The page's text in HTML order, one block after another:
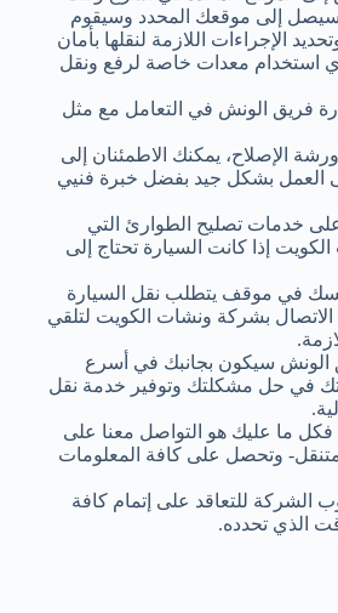
إلى موقعك المحدد وسيقوم
الإجراءات اللازمة لنقلها بأمان
استخدام معدات خاصة لرفع ونقل
فريق الونش في التعامل مع مثل
الإصلاح، يمكنك الاطمئنان إلى
العمل بشكل جيد بفضل خبرة فنيي
على خدمات تصليح الطوارئ التي
إذا كانت السيارة تحتاج إلى
نفسك في موقف يتطلب نقل السيارة
الاتصال بشركة ونشات الكويت لتلقي
الونش سيكون بجانبك في أسرع
في حل مشكلتك وتوفير خدمة نقل
فكل ما عليك هو التواصل معنا على
وتحصل على كافة المعلومات
الشركة للتعاقد على إتمام كافة
الذي تحدده.